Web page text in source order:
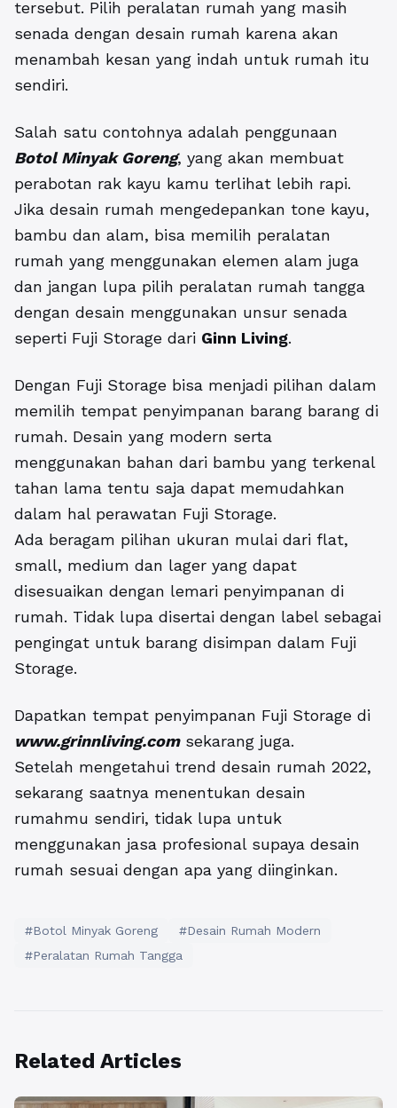
tersebut. Pilih peralatan rumah yang masih
senada dengan desain rumah karena akan
menambah kesan yang indah untuk rumah itu
sendiri.
Salah satu contohnya adalah penggunaan
Botol Minyak Goreng, yang akan membuat
perabotan rak kayu kamu terlihat lebih rapi.
Jika desain rumah mengedepankan tone kayu,
bambu dan alam, bisa memilih peralatan
rumah yang menggunakan elemen alam juga
dan jangan lupa pilih peralatan rumah tangga
dengan desain menggunakan unsur senada
seperti Fuji Storage dari Ginn Living.
Dengan Fuji Storage bisa menjadi pilihan dalam
memilih tempat penyimpanan barang barang di
rumah. Desain yang modern serta
menggunakan bahan dari bambu yang terkenal
tahan lama tentu saja dapat memudahkan
dalam hal perawatan Fuji Storage.
Ada beragam pilihan ukuran mulai dari flat,
small, medium dan lager yang dapat
disesuaikan dengan lemari penyimpanan di
rumah. Tidak lupa disertai dengan label sebagai
pengingat untuk barang disimpan dalam Fuji
Storage.
Dapatkan tempat penyimpanan Fuji Storage di
www.grinnliving.comsekarang juga.
Setelah mengetahui trend desain rumah 2022,
sekarang saatnya menentukan desain
rumahmu sendiri, tidak lupa untuk
menggunakan jasa profesional supaya desain
rumah sesuai dengan apa yang diinginkan.
#Botol Minyak Goreng
#Desain Rumah Modern
#Peralatan Rumah Tangga
Related Articles